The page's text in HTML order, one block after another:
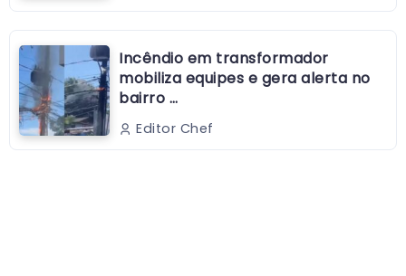
Incêndio em transformador
mobiliza equipes e gera alerta no
bairro …
Editor Chef